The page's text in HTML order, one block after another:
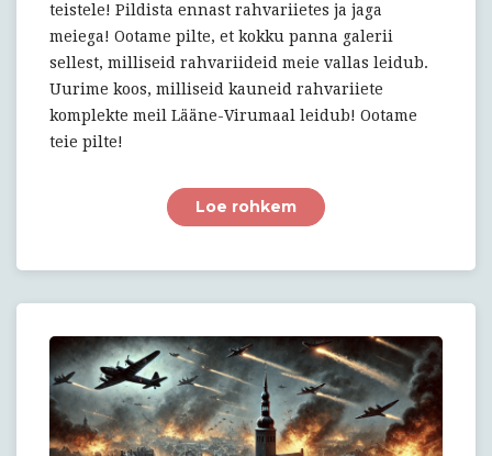
teistele! Pildista ennast rahvariietes ja jaga
meiega! Ootame pilte, et kokku panna galerii
sellest, milliseid rahvariideid meie vallas leidub.
Uurime koos, milliseid kauneid rahvariiete
komplekte meil Lääne-Virumaal leidub! Ootame
teie pilte!
Loe rohkem